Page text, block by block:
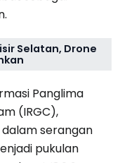
Selatan, Drone
Panglima
(IRGC),
serangan
pukulan